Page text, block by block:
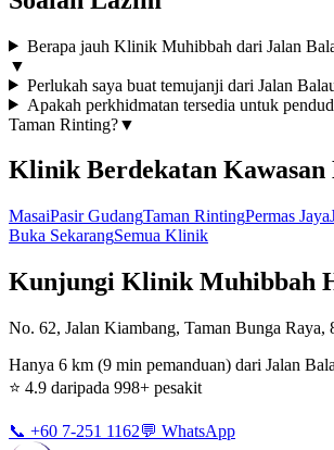
Berapa jauh Klinik Muhibbah dari Jalan
▼
Perlukah saya buat temujanji dari Jalan
Apakah perkhidmatan tersedia untuk
Taman Rinting?▼
Klinik Berdekatan Kawasan
MasaiPasir GudangTaman RintingPermas Jaya
Buka SekarangSemua Klinik
Kunjungi Klinik Muhibbah
No. 62, Jalan Kiambang, Taman Bunga Raya,
Hanya 6 km (9 min pemanduan) dari Jalan
⭐ 4.9 daripada 998+ pesakit
📞 +60 7-251 1162💬 WhatsApp